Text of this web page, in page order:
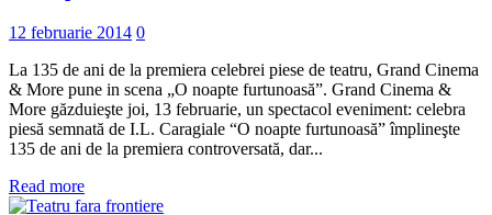
12 februarie 2014 0
La 135 de ani de la premiera celebrei piese de teatru, Grand Cinema
& More pune in scena „O noapte furtunoasă”. Grand Cinema &
More găzduieşte joi, 13 februarie, un spectacol eveniment: celebra
piesă semnată de I.L. Caragiale “O noapte furtunoasă” împlineşte
135 de ani de la premiera controversată, dar...
Read more